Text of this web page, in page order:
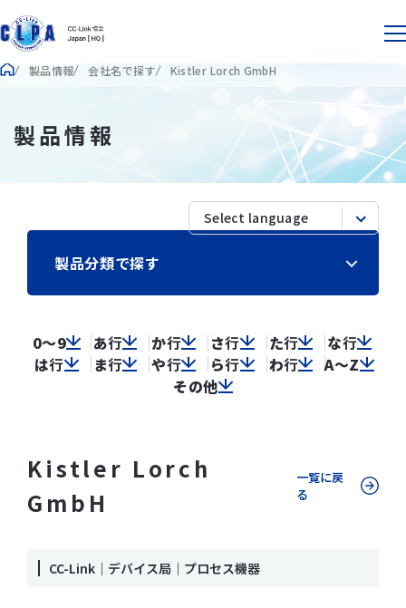
製品情報 会社名で探す Kistler Lorch GmbH
製品情報
製品分類で探す
0～9 あ行 か行 さ行 た行 な行
は行 ま行 や行 ら行 わ行
A～Z
その他
Kistler Lorch
GmbH
一覧に戻
る
CC-Link｜デバイス局｜プロセス機器